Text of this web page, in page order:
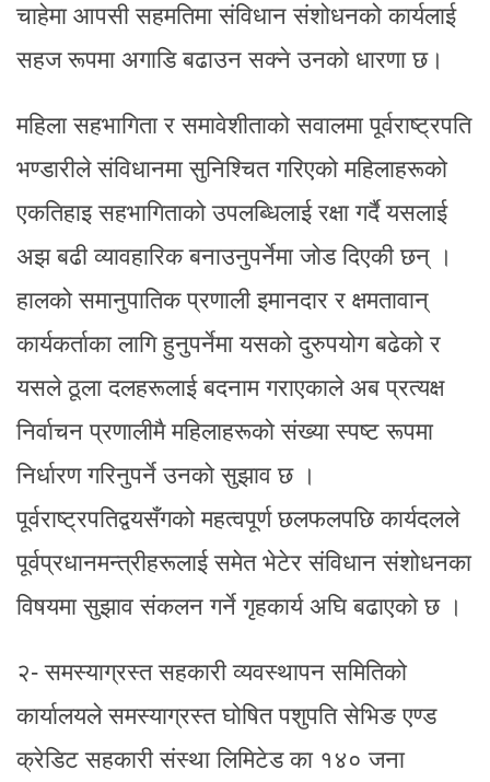
चाहेमा आपसी सहमतिमा संविधान संशोधनको कार्यलाई
सहज रूपमा अगाडि बढाउन सक्ने उनको धारणा छ।
महिला सहभागिता र समावेशीताको सवालमा पूर्वराष्ट्रपति
भण्डारीले संविधानमा सुनिश्चित गरिएको महिलाहरूको
एकतिहाइ सहभागिताको उपलब्धिलाई रक्षा गर्दै यसलाई
अझ बढी व्यावहारिक बनाउनुपर्नेमा जोड दिएकी छन् ।
हालको समानुपातिक प्रणाली इमानदार र क्षमतावान्
कार्यकर्ताका लागि हुनुपर्नेमा यसको दुरुपयोग बढेको र
यसले ठूला दलहरूलाई बदनाम गराएकाले अब प्रत्यक्ष
निर्वाचन प्रणालीमै महिलाहरूको संख्या स्पष्ट रूपमा
निर्धारण गरिनुपर्ने उनको सुझाव छ ।
पूर्वराष्ट्रपतिद्वयसँगको महत्वपूर्ण छलफलपछि कार्यदलले
पूर्वप्रधानमन्त्रीहरूलाई समेत भेटेर संविधान संशोधनका
विषयमा सुझाव संकलन गर्ने गृहकार्य अघि बढाएको छ ।
२- समस्याग्रस्त सहकारी व्यवस्थापन समितिको
कार्यालयले समस्याग्रस्त घोषित पशुपति सेभिङ एण्ड
क्रेडिट सहकारी संस्था लिमिटेड का १४० जना